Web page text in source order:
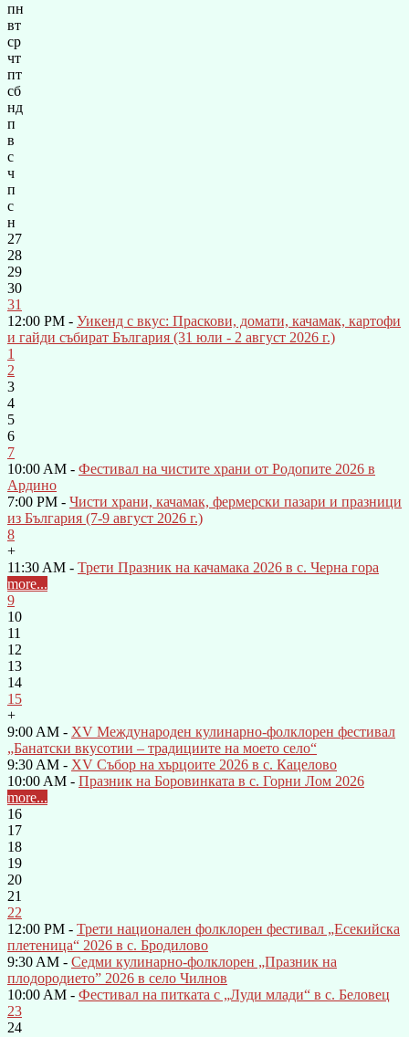
пн
вт
ср
чт
пт
сб
нд
п
в
с
ч
п
с
н
27
28
29
30
31
12:00 PM - Уикенд с вкус: Праскови, домати, качамак, картофи
и гайди събират България (31 юли - 2 август 2026 г.)
1
2
3
4
5
6
7
10:00 AM - Фестивал на чистите храни от Родопите 2026 в
Ардино
7:00 PM - Чисти храни, качамак, фермерски пазари и празници
из България (7-9 август 2026 г.)
8
+
11:30 AM - Трети Празник на качамака 2026 в с. Черна гора
more...
9
10
11
12
13
14
15
+
9:00 AM - XV Международен кулинарно-фолклорен фестивал
„Банатски вкусотии – традициите на моето село“
9:30 AM - XV Събор на хърцоите 2026 в с. Кацелово
10:00 AM - Празник на Боровинката в с. Горни Лом 2026
more...
16
17
18
19
20
21
22
12:00 PM - Трети национален фолклорен фестивал „Есекийска
плетеница“ 2026 в с. Бродилово
9:30 AM - Седми кулинарно-фолклорен „Празник на
плодородието” 2026 в село Чилнов
10:00 AM - Фестивал на питката с „Луди млади“ в с. Беловец
23
24